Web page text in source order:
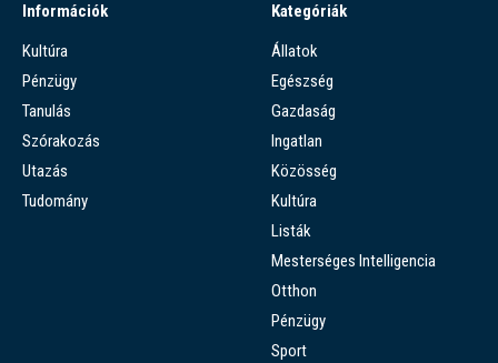
Információk
Kultúra
Pénzügy
Tanulás
Szórakozás
Utazás
Tudomány
Kategóriák
Állatok
Egészség
Gazdaság
Ingatlan
Közösség
Kultúra
Listák
Mesterséges Intelligencia
Otthon
Pénzügy
Sport